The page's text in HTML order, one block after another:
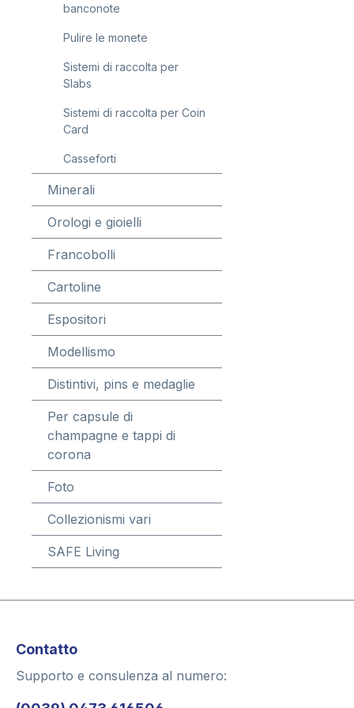
banconote
Pulire le monete
Sistemi di raccolta per
Slabs
Sistemi di raccolta per Coin
Card
Casseforti
Minerali
Orologi e gioielli
Francobolli
Cartoline
Espositori
Modellismo
Distintivi, pins e medaglie
Per capsule di
champagne e tappi di
corona
Foto
Collezionismi vari
SAFE Living
Contatto
Supporto e consulenza al numero: